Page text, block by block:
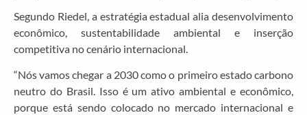
Segundo Riedel, a estratégia estadual alia desenvolvimento
econômico, sustentabilidade ambiental e inserção
competitiva no cenário internacional.
“Nós vamos chegar a 2030 como o primeiro estado carbono
neutro do Brasil. Isso é um ativo ambiental e econômico,
porque está sendo colocado no mercado internacional e